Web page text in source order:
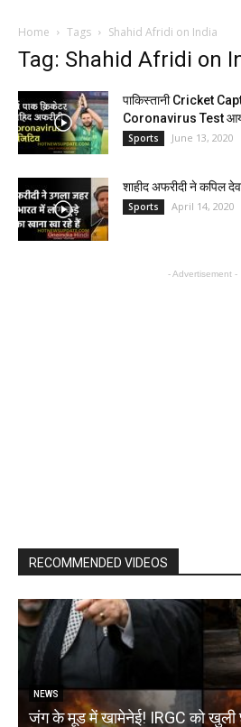
Home Tags Shahid Afridi on India
Tag: Shahid Afridi on
पाकिस्तानी Cricket
Coronavirus Test
Sports June 13, 2020
शाहीद अफरीदी ने कपिल
Sports April 14, 2020
- Advertisement -
RECOMMENDED VIDEOS
NEWS
जंग के मूड में खामेनेई! IRGC को खुली